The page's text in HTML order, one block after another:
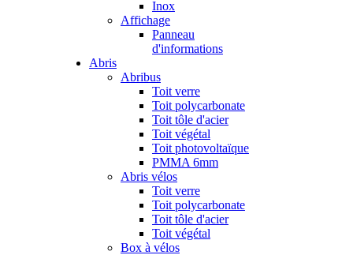
Inox
Affichage
Panneau
d'informations
Abris
Abribus
Toit verre
Toit polycarbonate
Toit tôle d'acier
Toit végétal
Toit photovoltaïque
PMMA 6mm
Abris vélos
Toit verre
Toit polycarbonate
Toit tôle d'acier
Toit végétal
Box à vélos